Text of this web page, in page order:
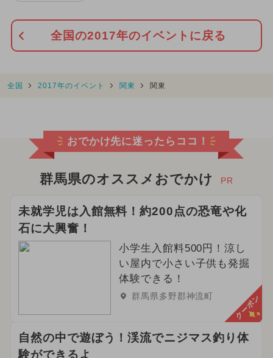
全国の2017年のイベントに戻る
全国 2017年のイベント 関東 関東
おでかけ先に迷ったらココ！
群馬県のオススメおでかけ PR
未就学児は入館無料！約200点の恐竜や化
石に大興奮！
小学生入館料500円！涼し
い屋内で小さい子供も発掘
体験できる！
群馬県多野郡神流町 クーポン
自然の中で遊ぼう！渓流でニジマス釣り体
験ができるよ